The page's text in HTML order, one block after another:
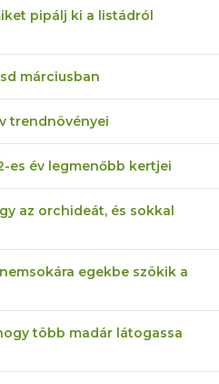
pipálj ki a listádról
márciusban
trendnövényei
es év legmenőbb kertjei
az orchideát, és sokkal
egekbe szökik a
több madár látogassa